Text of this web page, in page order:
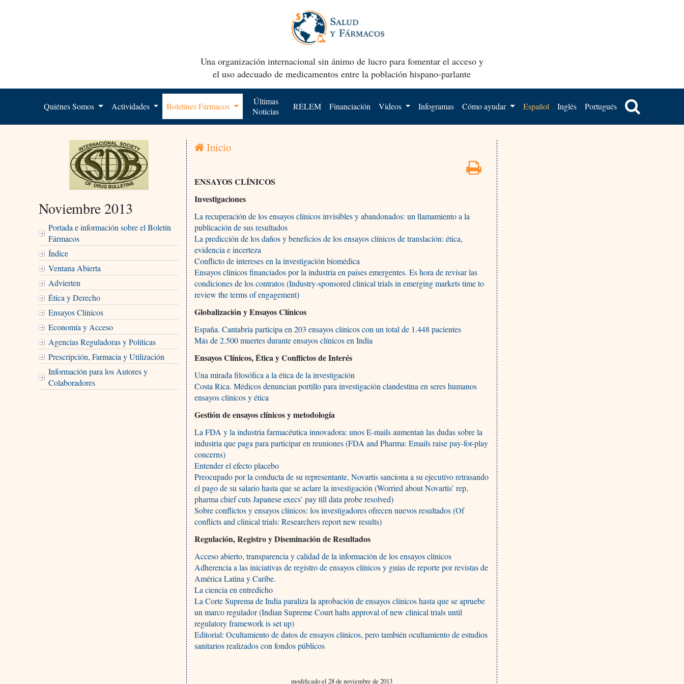
Una organización internacional sin ánimo de lucro para fomentar el acceso y
el uso adecuado de medicamentos entre la población hispano-parlante
Quiénes Somos Actividades Boletines Fármacos
Últimas
Noticias
RELEM Financiación Videos Infogramas Cómo ayudar Español Inglés Portugués
Noviembre 2013
Portada e información sobre el Boletín
Fármacos
Índice
Ventana Abierta
Advierten
Ética y Derecho
Ensayos Clínicos
Economía y Acceso
Agencias Reguladoras y Políticas
Prescripción, Farmacia y Utilización
Información para los Autores y
Colaboradores
Inicio
ENSAYOS CLÍNICOS
Investigaciones
La recuperación de los ensayos clínicos invisibles y abandonados: un llamamiento a la
publicación de sus resultados
La predicción de los daños y beneficios de los ensayos clínicos de translación: ética,
evidencia e incerteza
Conflicto de intereses en la investigación biomédica
Ensayos clínicos financiados por la industria en países emergentes. Es hora de revisar las
condiciones de los contratos (Industry-sponsored clinical trials in emerging markets time to
review the terms of engagement)
Globalización y Ensayos Clínicos
España. Cantabria participa en 203 ensayos clínicos con un total de 1.448 pacientes
Más de 2.500 muertes durante ensayos clínicos en India
Ensayos Clínicos, Ética y Conflictos de Interés
Una mirada filosófica a la ética de la investigación
Costa Rica. Médicos denuncian portillo para investigación clandestina en seres humanos
ensayos clínicos y ética
Gestión de ensayos clínicos y metodología
La FDA y la industria farmacéutica innovadora: unos E-mails aumentan las dudas sobre la
industria que paga para participar en reuniones (FDA and Pharma: Emails raise pay-for-play
concerns)
Entender el efecto placebo
Preocupado por la conducta de su representante, Novartis sanciona a su ejecutivo retrasando
el pago de su salario hasta que se aclare la investigación (Worried about Novartis’ rep,
pharma chief cuts Japanese execs’ pay till data probe resolved)
Sobre conflictos y ensayos clínicos: los investigadores ofrecen nuevos resultados (Of
conflicts and clinical trials: Researchers report new results)
Regulación, Registro y Diseminación de Resultados
Acceso abierto, transparencia y calidad de la información de los ensayos clínicos
Adherencia a las iniciativas de registro de ensayos clínicos y guías de reporte por revistas de
América Latina y Caribe.
La ciencia en entredicho
La Corte Suprema de India paraliza la aprobación de ensayos clínicos hasta que se apruebe
un marco regulador (Indian Supreme Court halts approval of new clinical trials until
regulatory framework is set up)
Editorial: Ocultamiento de datos de ensayos clínicos, pero también ocultamiento de estudios
sanitarios realizados con fondos públicos
modificado el 28 de noviembre de 2013